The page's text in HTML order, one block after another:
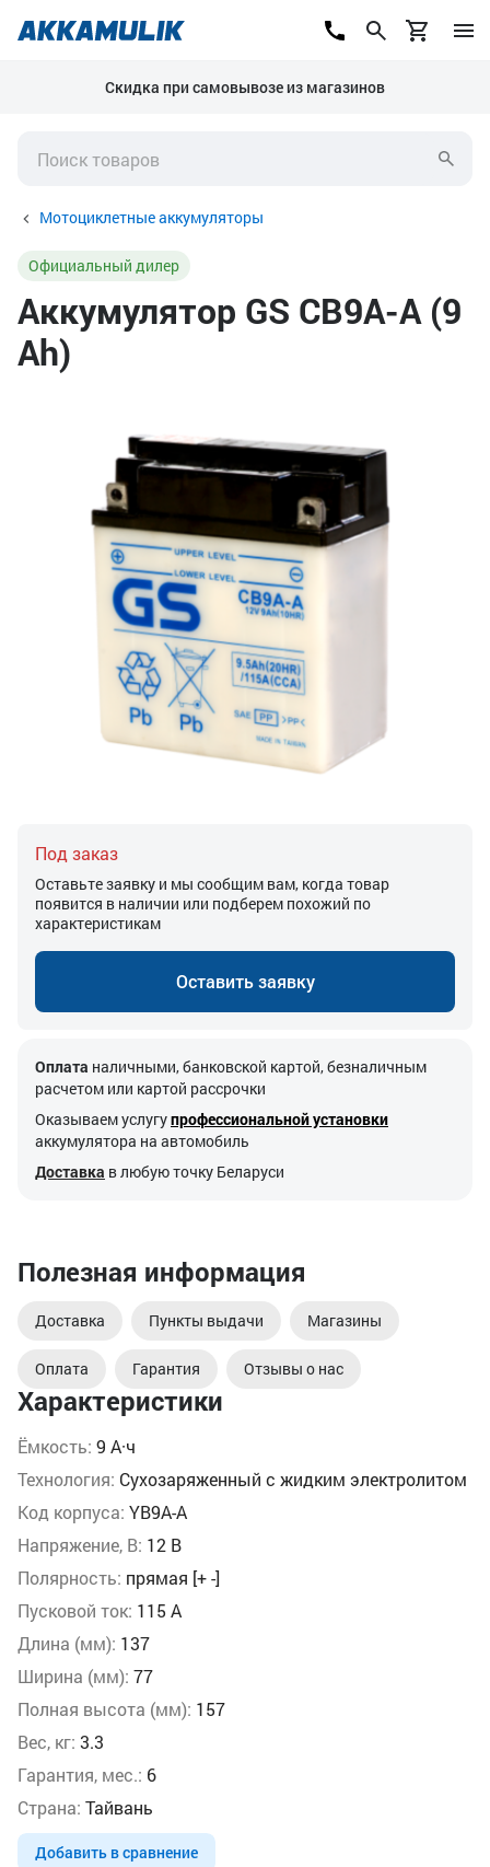
Скидка при самовывозе из магазинов
Мотоциклетные аккумуляторы
Официальный дилер
Аккумулятор GS CB9A-A (9
Ah)
Характеристики
Ёмкость: 9 А·ч
Технология: Сухозаряженный с жидким электролитом
Код корпуса: YB9A-A
Напряжение, В: 12 В
Полярность: прямая [+ -]
Пусковой ток: 115 А
Длина (мм): 137
Ширина (мм): 77
Полная высота (мм): 157
Вес, кг: 3.3
Гарантия, мес.: 6
Страна: Тайвань
Добавить в сравнение
Под заказ
Оставьте заявку и мы сообщим вам, когда товар
появится в наличии или подберем похожий по
характеристикам
Оставить заявку
Оплата наличными, банковской картой, безналичным
расчетом или картой рассрочки
Оказываем услугупрофессиональной установки
аккумулятора на автомобиль
Доставка в любую точку Беларуси
Полезная информация
Доставка Пункты выдачи Магазины
Оплата Гарантия Отзывы о нас